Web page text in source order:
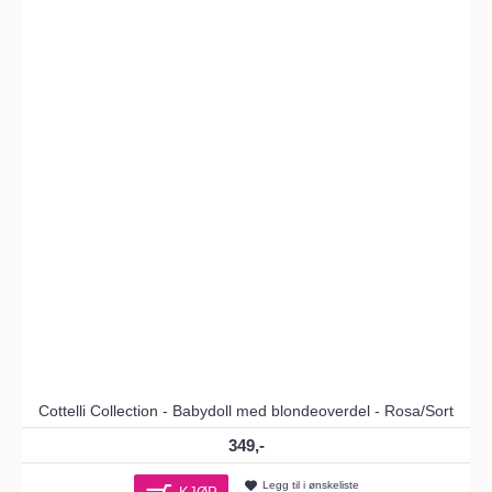
Cottelli Collection - Babydoll med blondeoverdel - Rosa/Sort
349,-
Legg til i ønskeliste